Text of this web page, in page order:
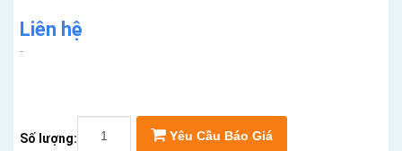
Liên hệ
Số lượng: Yêu Cầu Báo Giá